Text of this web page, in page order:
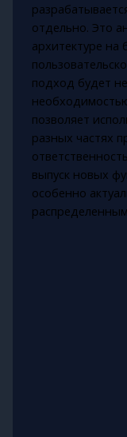
отдельно. Это
архитектуре на
подход будет
позволяет
разных частях
выпуск новых
особенно